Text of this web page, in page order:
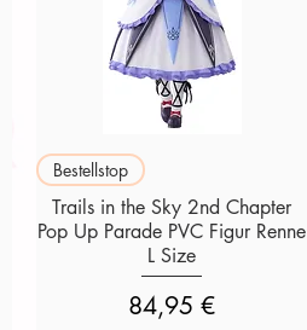
Schnellansicht
Bestellstop
Trails in the Sky 2nd Chapter
Pop Up Parade PVC Figur Renne
L Size
Preis
84,95 €